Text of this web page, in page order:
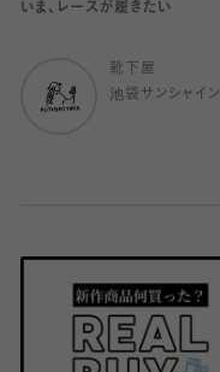
いま、レースが履きたい
靴下屋
池袋サンシャイン